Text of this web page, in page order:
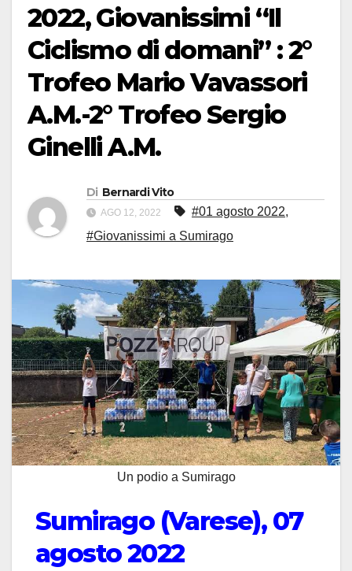
2022, Giovanissimi “Il
Ciclismo di domani” : 2°
Trofeo Mario Vavassori
A.M.-2° Trofeo Sergio
Ginelli A.M.
Di Bernardi Vito
AGO 12, 2022 #01 agosto 2022,
#Giovanissimi a Sumirago
Un podio a Sumirago
Sumirago (Varese), 07
agosto 2022